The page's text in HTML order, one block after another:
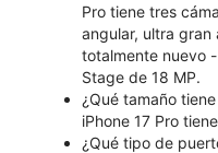
Pro tiene tres
angular, ultra
totalmente nuevo
Stage de 18 MP.
¿Qué tamaño
iPhone 17 Pro
¿Qué tipo de